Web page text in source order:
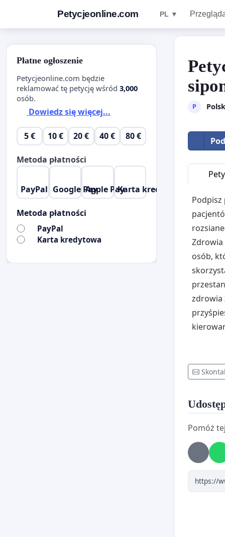
Petycjeonline.com PL ▼
P
Zdrowia
osób,
zdrowia
Pomóż
Płatne ogłoszenie
Petycjeonline.com będzie
reklamować tę petycję wśród 3,000
osób.
Dowiedz się więcej...
5 € 10 € 20 € 40 € 80 €
Metoda płatności
PayPal Google PayApple PayKarta kredytowa
Metoda płatności
PayPal
Karta kredytowa